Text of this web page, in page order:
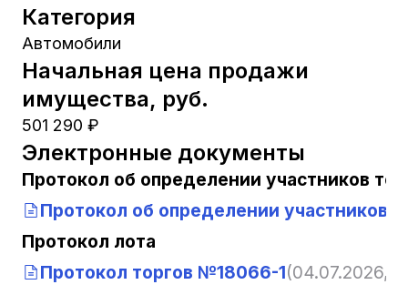
Категория
Автомобили
Начальная цена продажи
имущества, руб.
501 290 ₽
Электронные документы
Протокол об определении участников
Протокол об определении участников
Протокол лота
Протокол торгов №18066-1(04.07.2026,